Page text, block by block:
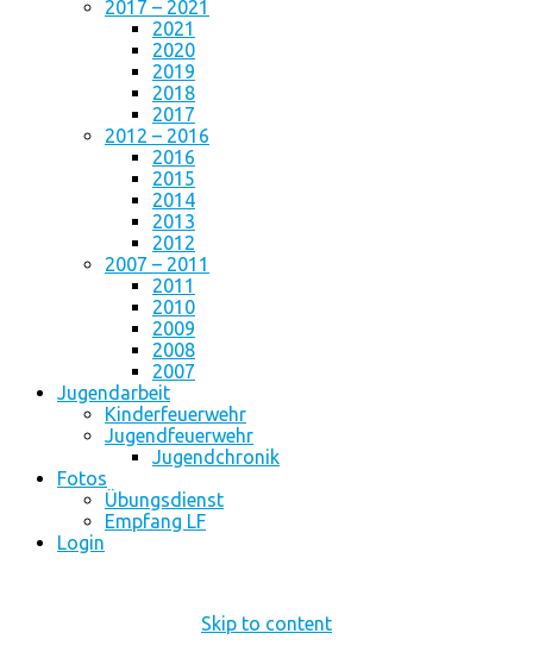
2017 – 2021
2021
2020
2019
2018
2017
2012 – 2016
2016
2015
2014
2013
2012
2007 – 2011
2011
2010
2009
2008
2007
Jugendarbeit
Kinderfeuerwehr
Jugendfeuerwehr
Jugendchronik
Fotos
Übungsdienst
Empfang LF
Login
Skip to content